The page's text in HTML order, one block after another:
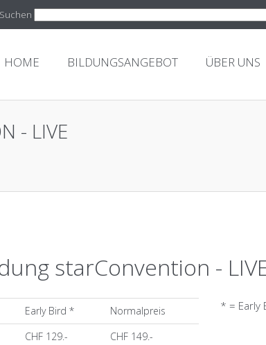
Suchen
HOME BILDUNGSANGEBOT ÜBER UNS
- LIVE
starConvention -
Early Bird *
Normalpreis
CHF 129.- CHF 149.-
* = Early